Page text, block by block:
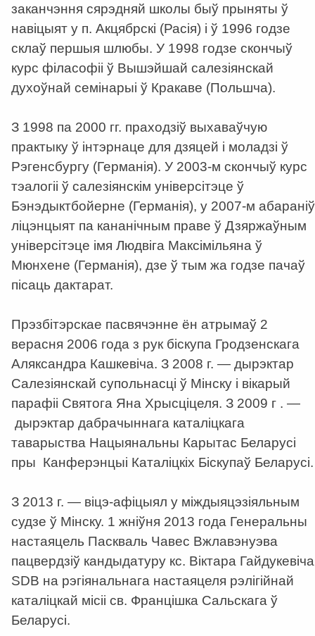
заканчэння сярэдняй школы быў прыняты ў
навіцыят у п. Акцябрскі (Расія) і ў 1996 годзе
склаў першыя шлюбы. У 1998 годзе скончыў
курс філасофіі ў Вышэйшай салезіянскай
духоўнай семінарыі ў Кракаве (Польшча).
З 1998 па 2000 гг. праходзіў выхаваўчую
практыку ў інтэрнаце для дзяцей і моладзі ў
Рэгенсбургу (Германія). У 2003-м скончыў курс
тэалогіі ў салезіянскім універсітэце ў
Бэнэдыктбойерне (Германія), у 2007-м абараніў
ліцэнцыят па кананічным праве ў Дзяржаўным
універсітэце імя Людвіга Максімільяна ў
Мюнхене (Германія), дзе ў тым жа годзе пачаў
пісаць дактарат.
Прэзбітэрскае пасвячэнне ён атрымаў 2
верасня 2006 года з рук біскупа Гродзенскага
Аляксандра Кашкевіча. З 2008 г. — дырэктар
Салезіянскай супольнасці ў Мінску і вікарый
парафіі Святога Яна Хрысціцеля. З 2009 г . —
дырэктар дабрачыннага каталіцкага
таварыства Нацыянальны Карытас Беларусі
пры Канферэнцыі Каталіцкіх Біскупаў Беларусі.
З 2013 г. — віцэ-афіцыял у міждыяцэзіяльным
судзе ў Мінску. 1 жніўня 2013 года Генеральны
настаяцель Паскваль Чавес Вжлавэнуэва
пацвердзіў кандыдатуру кс. Віктара Гайдукевіча
SDB на рэгіянальнага настаяцеля рэлігійнай
каталіцкай місіі св. Францішка Сальскага ў
Беларусі.